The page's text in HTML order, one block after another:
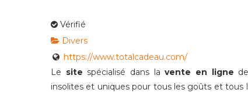
Vérifié
Divers
https://www.totalcadeau.com/
Le site spécialisé dans lavente en ligne
insolites et uniques pour tous les goûts et tous